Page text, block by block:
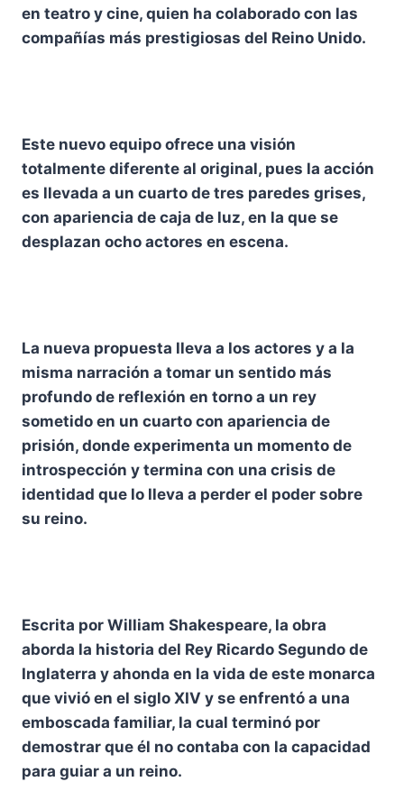
en teatro y cine, quien ha colaborado con las
compañías más prestigiosas del Reino Unido.
Este nuevo equipo ofrece una visión
totalmente diferente al original, pues la acción
es llevada a un cuarto de tres paredes grises,
con apariencia de caja de luz, en la que se
desplazan ocho actores en escena.
La nueva propuesta lleva a los actores y a la
misma narración a tomar un sentido más
profundo de reflexión en torno a un rey
sometido en un cuarto con apariencia de
prisión, donde experimenta un momento de
introspección y termina con una crisis de
identidad que lo lleva a perder el poder sobre
su reino.
Escrita por William Shakespeare, la obra
aborda la historia del Rey Ricardo Segundo de
Inglaterra y ahonda en la vida de este monarca
que vivió en el siglo XIV y se enfrentó a una
emboscada familiar, la cual terminó por
demostrar que él no contaba con la capacidad
para guiar a un reino.